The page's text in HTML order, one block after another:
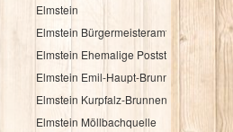
Elmstein
Elmstein Bürgermeisteramt
Elmstein Ehemalige Poststation
Elmstein Emil-Haupt-Brunnen
Elmstein Kurpfalz-Brunnen
Elmstein Möllbachquelle